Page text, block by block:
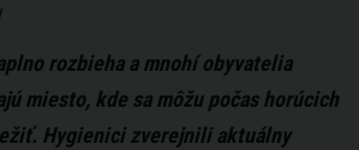
rozbieha a mnohí obyvatelia
miesto, kde sa môžu počas horúcich
Hygienici zverejnili aktuálny